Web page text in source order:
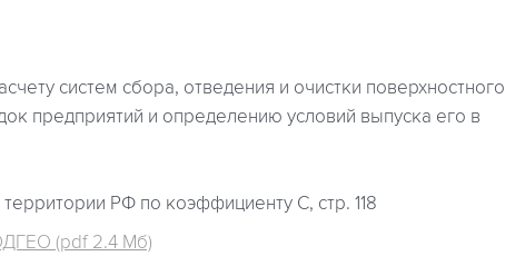
систем сбора, отведения и очистки поверхностного
предприятий и определению условий выпуска его в
РФ по коэффициенту С, стр. 118
(pdf 2.4 Мб)